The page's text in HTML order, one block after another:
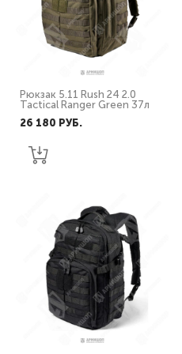
Рюкзак 5.11 Rush 24 2.0
Tactical Ranger Green 37л
26 180 PУБ.